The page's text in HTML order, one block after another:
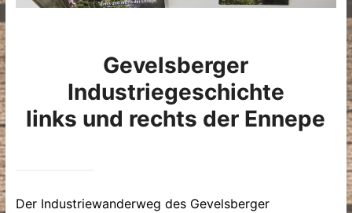
Gevelsberger
Industriegeschichte
links und rechts der Ennepe
Der Industriewanderweg des Gevelsberger